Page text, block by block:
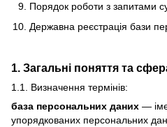
Порядок роботи з запитами
Державна реєстрація бази
1. Загальні поняття та
1.1. Визначення термінів:
база персональних даних —
упорядкованих персональних